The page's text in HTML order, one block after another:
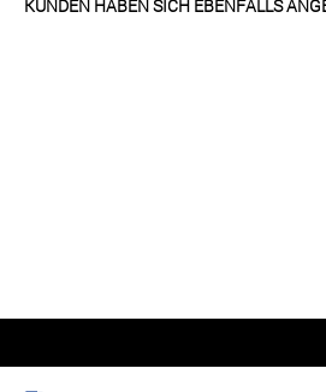
KUNDEN HABEN SICH EBENFALLS